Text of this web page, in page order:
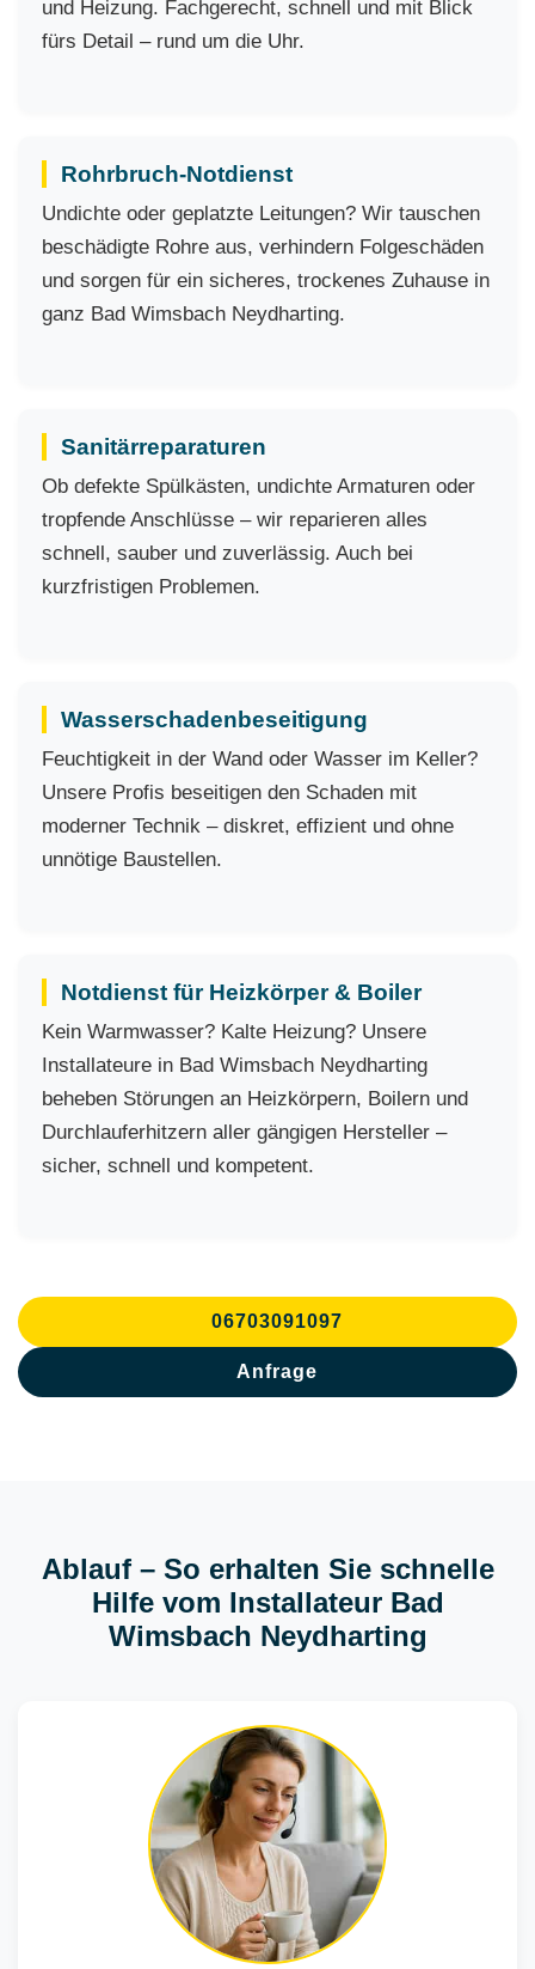
und Heizung. Fachgerecht, schnell und mit Blick
fürs Detail – rund um die Uhr.
Rohrbruch-Notdienst
Undichte oder geplatzte Leitungen? Wir tauschen
beschädigte Rohre aus, verhindern Folgeschäden
und sorgen für ein sicheres, trockenes Zuhause in
ganz Bad Wimsbach Neydharting.
Sanitärreparaturen
Ob defekte Spülkästen, undichte Armaturen oder
tropfende Anschlüsse – wir reparieren alles
schnell, sauber und zuverlässig. Auch bei
kurzfristigen Problemen.
Wasserschadenbeseitigung
Feuchtigkeit in der Wand oder Wasser im Keller?
Unsere Profis beseitigen den Schaden mit
moderner Technik – diskret, effizient und ohne
unnötige Baustellen.
Notdienst für Heizkörper & Boiler
Kein Warmwasser? Kalte Heizung? Unsere
Installateure in Bad Wimsbach Neydharting
beheben Störungen an Heizkörpern, Boilern und
Durchlauferhitzern aller gängigen Hersteller –
sicher, schnell und kompetent.
06703091097
Anfrage
Ablauf – So erhalten Sie schnelle
Hilfe vom Installateur Bad
Wimsbach Neydharting